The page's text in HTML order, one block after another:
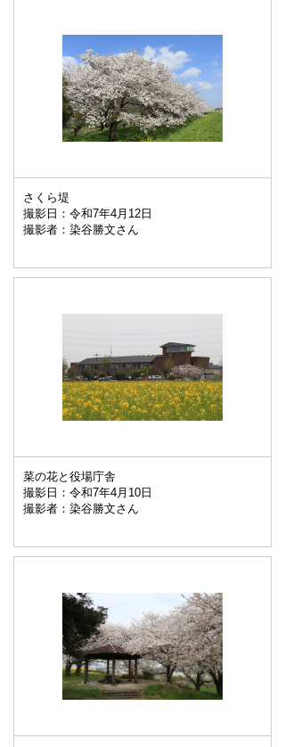
さくら堤
撮影日：令和7年4月12日
撮影者：染谷勝文さん
菜の花と役場庁舎
撮影日：令和7年4月10日
撮影者：染谷勝文さん